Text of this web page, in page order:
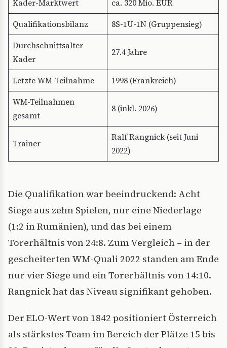
Kader-Marktwert
ca. 320 Mio. EUR
Qualifikationsbilanz
8S-1U-1N (Gruppensieg)
Durchschnittsalter
Kader
27.4 Jahre
Letzte WM-Teilnahme
1998 (Frankreich)
WM-Teilnahmen
gesamt
8 (inkl. 2026)
Trainer
Ralf Rangnick (seit Juni
2022)
Die Qualifikation war beeindruckend: Acht
Siege aus zehn Spielen, nur eine Niederlage
(1:2 in Rumänien), und das bei einem
Torerhältnis von 24:8. Zum Vergleich – in der
gescheiterten WM-Quali 2022 standen am Ende
nur vier Siege und ein Torerhältnis von 14:10.
Rangnick hat das Niveau signifikant gehoben.
Der ELO-Wert von 1842 positioniert Österreich
als stärkstes Team im Bereich der Plätze 15 bis